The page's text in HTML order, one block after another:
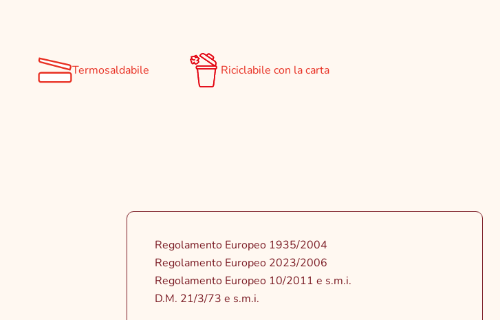
Termosaldabile Riciclabile con la carta
Regolamento Europeo 1935/2004
Regolamento Europeo 2023/2006
Regolamento Europeo 10/2011 e s.m.i.
D.M. 21/3/73 e s.m.i.